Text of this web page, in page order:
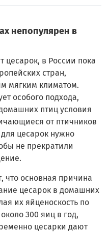
непопулярен в
цесарок, в России пока
стран,
мягким климатом.
особого подхода,
птиц условия
от птичников
цесарок нужно
не прекратили
что основная причина
цесарок в домашних
их яйценоскость по
300 яиц в год,
цесарки дают